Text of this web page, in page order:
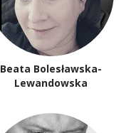
Beata Bolesławska-
Lewandowska